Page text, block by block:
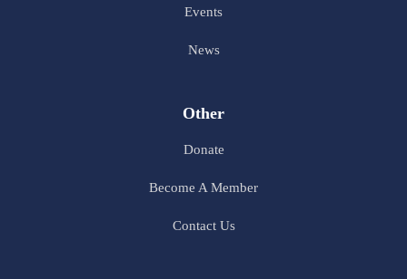
Events
News
Other
Donate
Become A Member
Contact Us